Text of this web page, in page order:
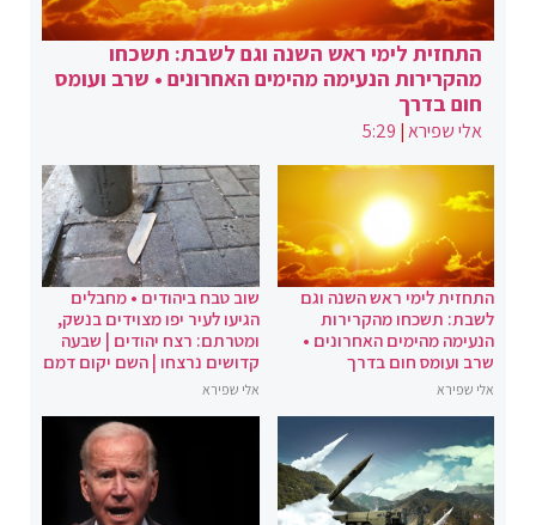
התחזית לימי ראש השנה וגם לשבת: תשכחו
מהקרירות הנעימה מהימים האחרונים • שרב ועומס
חום בדרך
אלי שפירא|
5:29
התחזית לימי ראש השנה וגם
לשבת: תשכחו מהקרירות
הנעימה מהימים האחרונים •
שרב ועומס חום בדרך
אלי שפירא
שוב טבח ביהודים • מחבלים
הגיעו לעיר יפו מצוידים בנשק,
ומטרתם: רצח יהודים | שבעה
קדושים נרצחו | השם יקום דמם
אלי שפירא